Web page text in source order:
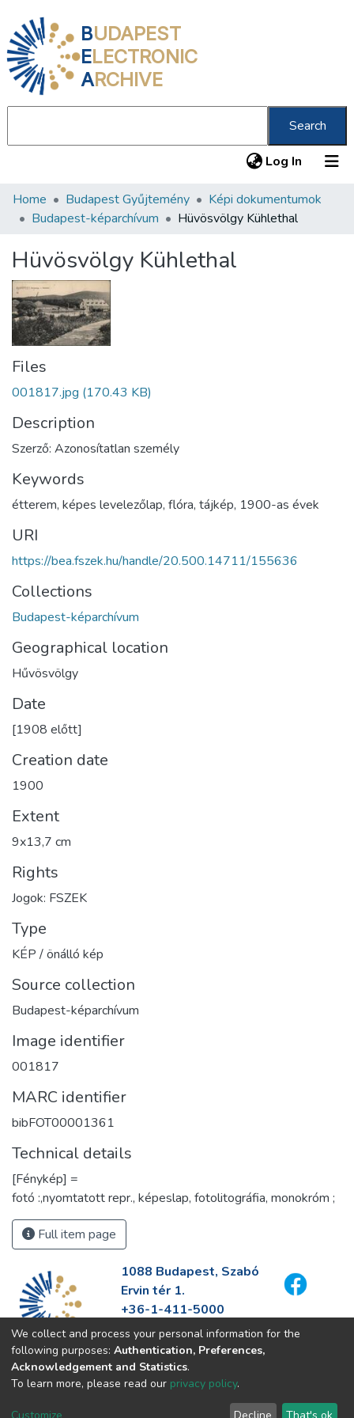
BUDAPEST
ELECTRONIC
ARCHIVE
Search
Log In (current)
Communities & Collections
Statistics
About us
Home Budapest Gyűjtemény
Képi dokumentumok
Budapest-képarchívum
Hüvösvölgy Kühlethal
Hüvösvölgy Kühlethal
Files
001817.jpg (170.43 KB)
Description
Szerző: Azonosítatlan személy
Keywords
étterem, képes levelezőlap, flóra, tájkép, 1900-as évek
URI
https://bea.fszek.hu/handle/20.500.14711/155636
Collections
Budapest-képarchívum
Geographical location
Hűvösvölgy
Date
[1908 előtt]
Creation date
1900
Extent
9x13,7 cm
Rights
Jogok: FSZEK
Type
KÉP / önálló kép
Source collection
Budapest-képarchívum
Image identifier
001817
MARC identifier
bibFOT00001361
Technical details
[Fénykép] =
fotó :,nyomtatott repr., képeslap, fotolitográfia, monokróm ;
Full item page
1088 Budapest, Szabó
Ervin tér 1.
+36-1-411-5000
info@fszek.hu
https://fszek.hu
We collect and process your personal information for the
following purposes: Authentication, Preferences,
Acknowledgement and Statistics.
To learn more, please read our privacy policy.